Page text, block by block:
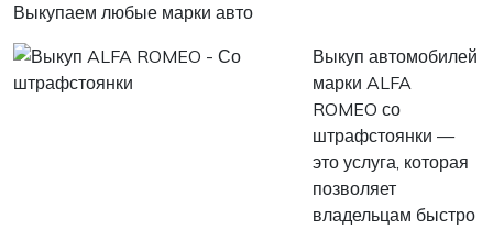
Выкупаем любые марки авто
Выкуп автомобилей
марки ALFA
ROMEO со
штрафстоянки —
это услуга, которая
позволяет
владельцам быстро